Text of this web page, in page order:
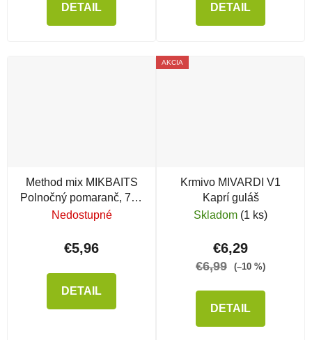
DETAIL DETAIL
Method mix MIKBAITS
Polnočný pomaranč, 700
g
Nedostupné
€5,96
DETAIL
AKCIA
Krmivo MIVARDI V1
Kaprí guláš
Skladom (1 ks)
€6,29
€6,99 (–10 %)
DETAIL